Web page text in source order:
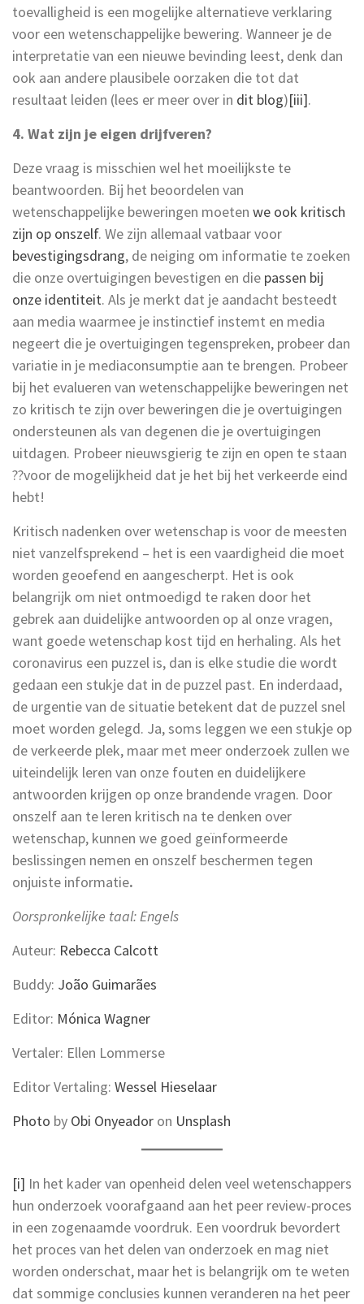
toevalligheid is een mogelijke alternatieve verklaring
voor een wetenschappelijke bewering. Wanneer je de
interpretatie van een nieuwe bevinding leest, denk dan
ook aan andere plausibele oorzaken die tot dat
resultaat leiden (lees er meer over in dit blog)[iii].
4. Wat zijn je eigen drijfveren?
Deze vraag is misschien wel het moeilijkste te
beantwoorden. Bij het beoordelen van
wetenschappelijke beweringen moeten we ook kritisch
zijn op onszelf. We zijn allemaal vatbaar voor
bevestigingsdrang, de neiging om informatie te zoeken
die onze overtuigingen bevestigen en die passen bij
onze identiteit. Als je merkt dat je aandacht besteedt
aan media waarmee je instinctief instemt en media
negeert die je overtuigingen tegenspreken, probeer dan
variatie in je mediaconsumptie aan te brengen. Probeer
bij het evalueren van wetenschappelijke beweringen net
zo kritisch te zijn over beweringen die je overtuigingen
ondersteunen als van degenen die je overtuigingen
uitdagen. Probeer nieuwsgierig te zijn en open te staan
??voor de mogelijkheid dat je het bij het verkeerde eind
hebt!
Kritisch nadenken over wetenschap is voor de meesten
niet vanzelfsprekend – het is een vaardigheid die moet
worden geoefend en aangescherpt. Het is ook
belangrijk om niet ontmoedigd te raken door het
gebrek aan duidelijke antwoorden op al onze vragen,
want goede wetenschap kost tijd en herhaling. Als het
coronavirus een puzzel is, dan is elke studie die wordt
gedaan een stukje dat in de puzzel past. En inderdaad,
de urgentie van de situatie betekent dat de puzzel snel
moet worden gelegd. Ja, soms leggen we een stukje op
de verkeerde plek, maar met meer onderzoek zullen we
uiteindelijk leren van onze fouten en duidelijkere
antwoorden krijgen op onze brandende vragen. Door
onszelf aan te leren kritisch na te denken over
wetenschap, kunnen we goed geïnformeerde
beslissingen nemen en onszelf beschermen tegen
onjuiste informatie.
Oorspronkelijke taal: Engels
Auteur: Rebecca Calcott
Buddy: João Guimarães
Editor: Mónica Wagner
Vertaler: Ellen Lommerse
Editor Vertaling: Wessel Hieselaar
Photo by Obi Onyeador on Unsplash
[i] In het kader van openheid delen veel wetenschappers
hun onderzoek voorafgaand aan het peer review-proces
in een zogenaamde voordruk. Een voordruk bevordert
het proces van het delen van onderzoek en mag niet
worden onderschat, maar het is belangrijk om te weten
dat sommige conclusies kunnen veranderen na het peer